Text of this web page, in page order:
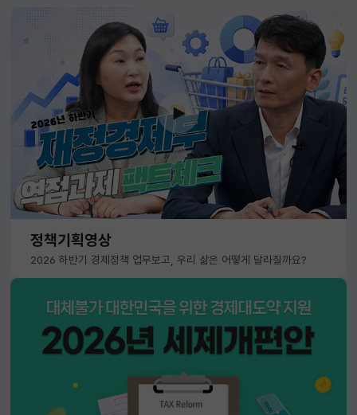
정책기획영상
2026 하반기 경제정책 업무보고, 우리 삶은 어떻게 달라질까요?